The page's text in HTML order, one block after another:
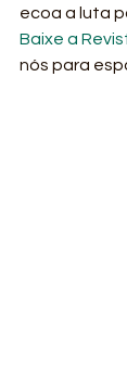
ecoa a luta
Baixe a
nós para